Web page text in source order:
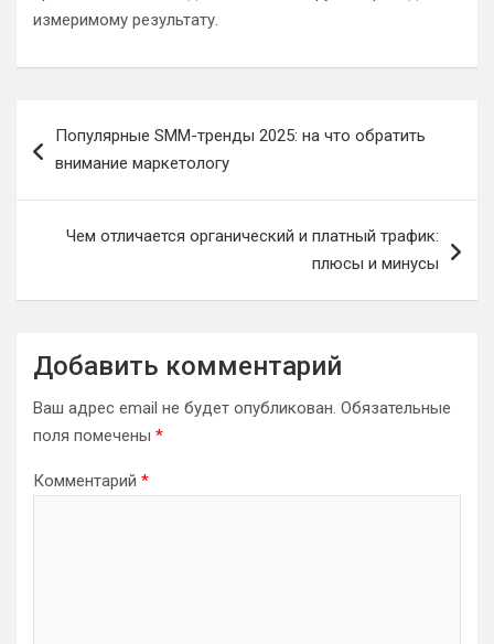
измеримому результату.
по
Популярные SMM-тренды 2025: на что обратить
внимание маркетологу
Чем отличается органический и платный трафик:
плюсы и минусы
Добавить комментарий
Ваш адрес email не будет опубликован. Обязательные
поля помечены *
Комментарий *